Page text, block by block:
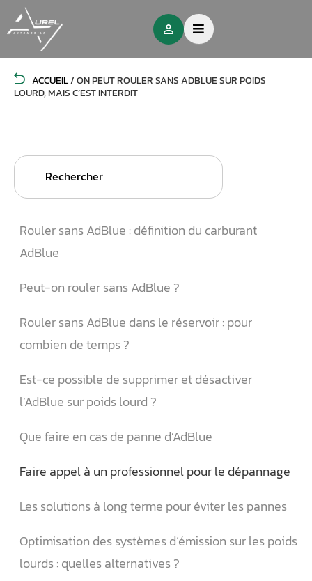
ACCUEIL/ON PEUT ROULER SANS ADBLUE SUR POIDS
LOURD, MAIS C’EST INTERDIT
Search
Rouler sans AdBlue : définition du carburant
AdBlue
Peut-on rouler sans AdBlue ?
Rouler sans AdBlue dans le réservoir : pour
combien de temps ?
Est-ce possible de supprimer et désactiver
l’AdBlue sur poids lourd ?
Que faire en cas de panne d’AdBlue
Faire appel à un professionnel pour le dépannage
Les solutions à long terme pour éviter les pannes
Optimisation des systèmes d’émission sur les poids
lourds : quelles alternatives ?